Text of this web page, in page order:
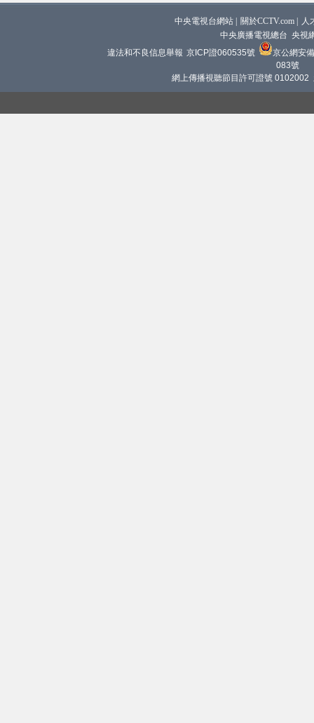
中央電視台網站 關於CCTV.com
人
中央廣播電視總台 央視
違法和不良信息舉報 京ICP證060535號
京公網安
083號
網上傳播視聽節目許可證號 0102002